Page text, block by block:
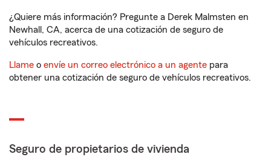
¿Quiere más información? Pregunte a Derek Malmsten en
Newhall, CA, acerca de una cotización de seguro de
vehículos recreativos.
Llame o envíe un correo electrónico a un agente para
obtener una cotización de seguro de vehículos recreativos.
Seguro de propietarios de vivienda